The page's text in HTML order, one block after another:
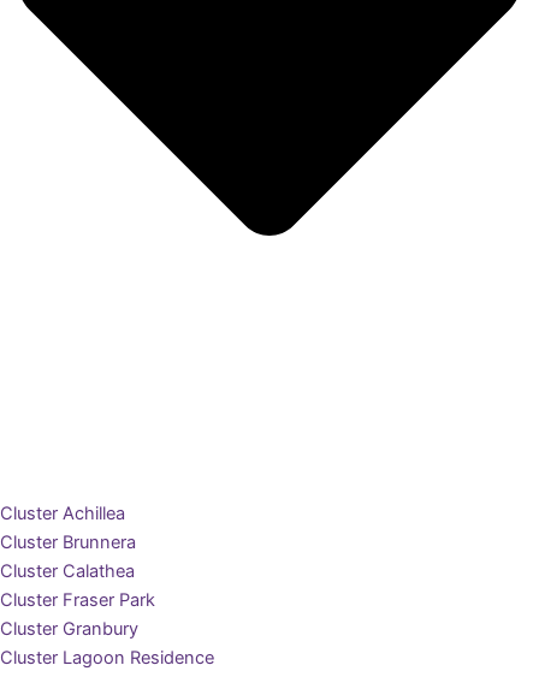
Cluster Achillea
Cluster Brunnera
Cluster Calathea
Cluster Fraser Park
Cluster Granbury
Cluster Lagoon Residence